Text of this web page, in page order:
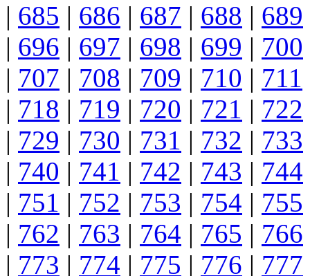
| 685 | 686 | 687 | 688 | 689
| 696 | 697 | 698 | 699 | 700
| 707 | 708 | 709 | 710 | 711
| 718 | 719 | 720 | 721 | 722
| 729 | 730 | 731 | 732 | 733
| 740 | 741 | 742 | 743 | 744
| 751 | 752 | 753 | 754 | 755
| 762 | 763 | 764 | 765 | 766
| 773 | 774 | 775 | 776 | 777